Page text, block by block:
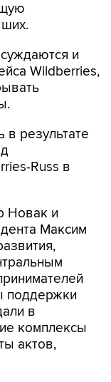
и
Wildberries,
в результате
Russ в
Новак и
Максим
поддержки
в
комплексы
актов,